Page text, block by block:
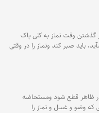
از گذشتن وقت نماز به کلى پاک
باید صبر کند ونماز را در وقتى
در ظاهر قطع شود ومستحاضه
که وضو و غسل و نماز را